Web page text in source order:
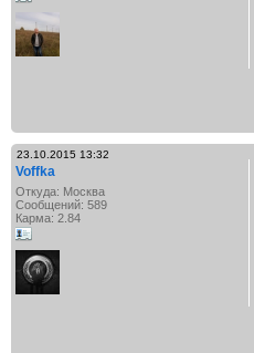
23.10.2015 13:32
Voffka
Откуда: Москва
Сообщений: 589
Карма: 2.84